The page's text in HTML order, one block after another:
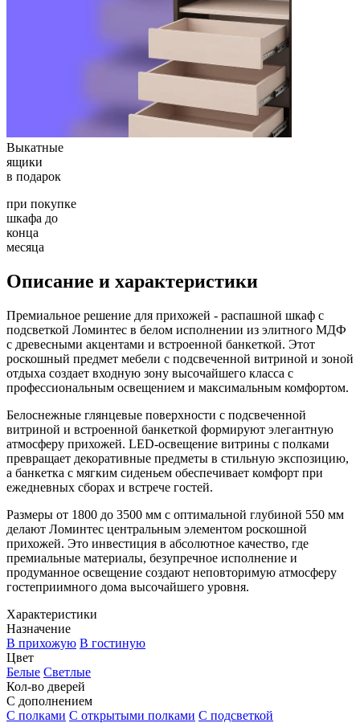
Выкатные
ящики
в подарок
при покупке
шкафа до
конца
месяца
Описание и характеристики
Премиальное решение для прихожей - распашной шкаф с
подсветкой Ломинтес в белом исполнении из элитного МДФ
с древесными акцентами и встроенной банкеткой. Этот
роскошный предмет мебели с подсвеченной витриной и зоной
отдыха создает входную зону высочайшего класса с
профессиональным освещением и максимальным комфортом.
Белоснежные глянцевые поверхности с подсвеченной
витриной и встроенной банкеткой формируют элегантную
атмосферу прихожей. LED-освещение витрины с полками
превращает декоративные предметы в стильную экспозицию,
а банкетка с мягким сиденьем обеспечивает комфорт при
ежедневных сборах и встрече гостей.
Размеры от 1800 до 3500 мм с оптимальной глубиной 550 мм
делают Ломинтес центральным элементом роскошной
прихожей. Это инвестиция в абсолютное качество, где
премиальные материалы, безупречное исполнение и
продуманное освещение создают неповторимую атмосферу
гостеприимного дома высочайшего уровня.
Характеристики
Назначение
В прихожую В гостиную
Цвет
Белые Светлые
Кол-во дверей
С дополнением
С полками С открытыми полками С подсветкой